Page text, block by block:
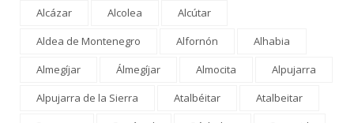
Alcázar
Alcolea
Alcútar
Aldea de Montenegro
Alfornón
Alhabia
Almegíjar
Álmegíjar Almocita
Alpujarra
Alpujarra de la Sierra
Atalbéitar
Atalbeitar